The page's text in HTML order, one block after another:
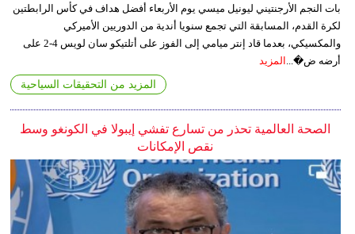
بات النجم الأرجنتيني ليونيل ميسي يوم الأربعاء أفضل هداف في كأس الرابطتين
لكرة القدم، المسابقة التي تجمع سنويا أندية من الدوريين الأميركي
والمكسيكي، بعدما قاد إنتر ميامي إلى الفوز على أتلتيكو سان لويس 4-2 على
أرضه ض�... المزيد
المزيد من التحقيقات السياحية
الصحة العالمية تحذر من تسارع تفشي إيبولا في الكونغو وسط
نقص الإمكانات